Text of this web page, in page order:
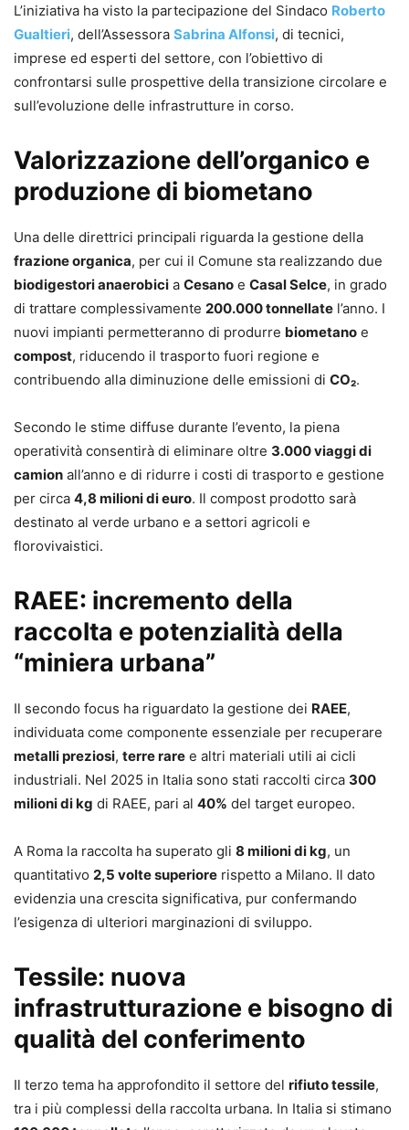
L’iniziativa ha visto la partecipazione del Sindaco Roberto
Gualtieri, dell’Assessora Sabrina Alfonsi, di tecnici,
imprese ed esperti del settore, con l’obiettivo di
confrontarsi sulle prospettive della transizione circolare e
sull’evoluzione delle infrastrutture in corso.
Valorizzazione dell’organico e
produzione di biometano
Una delle direttrici principali riguarda la gestione della
frazione organica, per cui il Comune sta realizzando due
biodigestori anaerobici a Cesano e Casal Selce, in grado
di trattare complessivamente 200.000 tonnellate l’anno. I
nuovi impianti permetteranno di produrre biometano e
compost, riducendo il trasporto fuori regione e
contribuendo alla diminuzione delle emissioni di CO₂.
Secondo le stime diffuse durante l’evento, la piena
operatività consentirà di eliminare oltre 3.000 viaggi di
camion all’anno e di ridurre i costi di trasporto e gestione
per circa 4,8 milioni di euro. Il compost prodotto sarà
destinato al verde urbano e a settori agricoli e
florovivaistici.
RAEE: incremento della
raccolta e potenzialità della
“miniera urbana”
Il secondo focus ha riguardato la gestione dei RAEE,
individuata come componente essenziale per recuperare
metalli preziosi, terre rare e altri materiali utili ai cicli
industriali. Nel 2025 in Italia sono stati raccolti circa 300
milioni di kg di RAEE, pari al 40% del target europeo.
A Roma la raccolta ha superato gli 8 milioni di kg, un
quantitativo 2,5 volte superiore rispetto a Milano. Il dato
evidenzia una crescita significativa, pur confermando
l’esigenza di ulteriori marginazioni di sviluppo.
Tessile: nuova
infrastrutturazione e bisogno di
qualità del conferimento
Il terzo tema ha approfondito il settore del rifiuto tessile,
tra i più complessi della raccolta urbana. In Italia si stimano